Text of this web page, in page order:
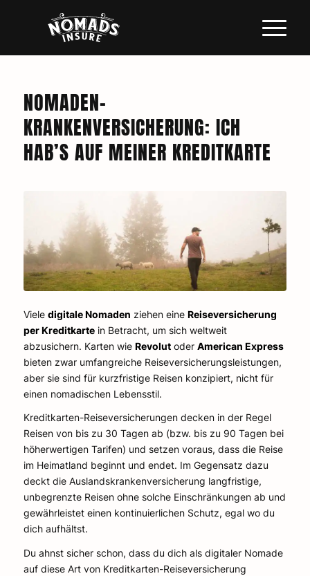
NOMADEN-
KRANKENVERSICHERUNG: ICH
HAB’S AUF MEINER KREDITKARTE
Viele digitale Nomaden ziehen eine Reiseversicherung
per Kreditkartein Betracht, um sich weltweit
abzusichern. Karten wie Revolutoder American Express
bieten zwar umfangreiche Reiseversicherungsleistungen,
aber sie sind für kurzfristige Reisen konzipiert, nicht für
einen nomadischen Lebensstil.
Kreditkarten-Reiseversicherungen decken in der Regel
Reisen von bis zu 30 Tagen ab (bzw. bis zu 90 Tagen bei
höherwertigen Tarifen) und setzen voraus, dass die Reise
im Heimatland beginnt und endet. Im Gegensatz dazu
deckt die Auslandskrankenversicherung langfristige,
unbegrenzte Reisen ohne solche Einschränkungen ab und
gewährleistet einen kontinuierlichen Schutz, egal wo du
dich aufhältst.
Du ahnst sicher schon, dass du dich als digitaler Nomade
auf diese Art von Kreditkarten-Reiseversicherung